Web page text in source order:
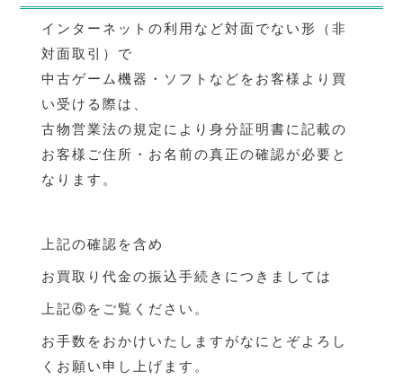
インターネットの利用など対面でない形（非
対面取引）で
中古ゲーム機器・ソフトなどをお客様より買
い受ける際は、
古物営業法の規定により身分証明書に記載の
お客様ご住所・お名前の真正の確認が必要と
なります。
上記の確認を含め
お買取り代金の振込手続きにつきましては
上記⑥をご覧ください。
お手数をおかけいたしますがなにとぞよろし
くお願い申し上げます。